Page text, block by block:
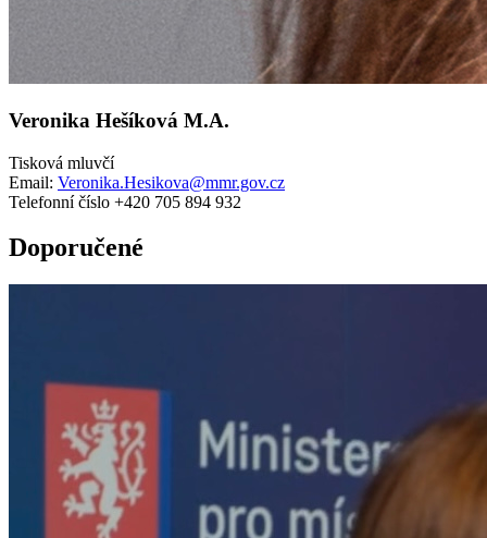
Veronika Hešíková M.A.
Tisková mluvčí
Email: Veronika.Hesikova@mmr.gov.cz
Telefonní číslo +420 705 894 932
Doporučené